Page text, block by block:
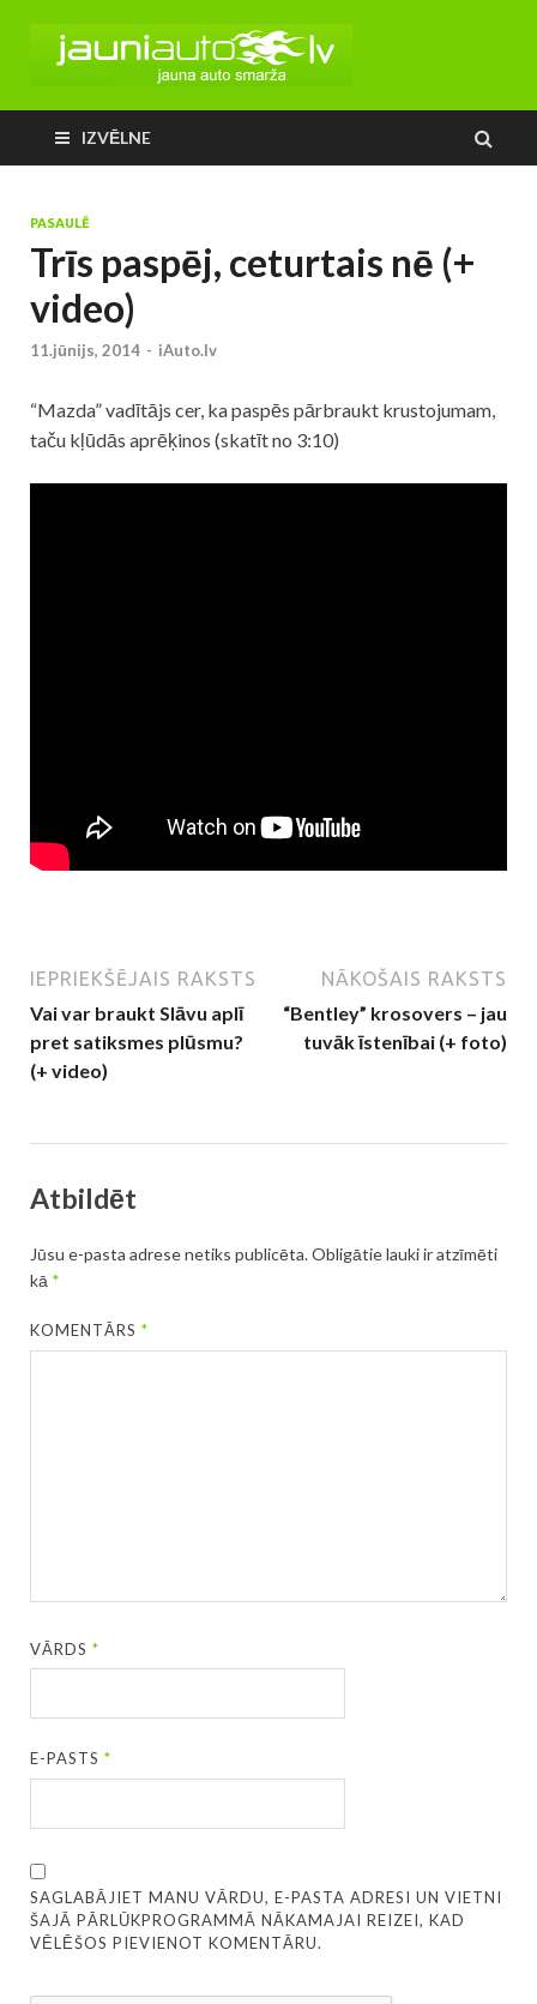
IZVĒLNE
PASAULĒ
Trīs paspēj, ceturtais nē (+
video)
11.jūnijs, 2014 - iAuto.lv
“Mazda” vadītājs cer, ka paspēs pārbraukt krustojumam,
taču kļūdās aprēķinos (skatīt no 3:10)
IEPRIEKŠĒJAIS RAKSTS
Vai var braukt Slāvu aplī
pret satiksmes plūsmu?
(+ video)
NĀKOŠAIS RAKSTS
“Bentley” krosovers – jau
tuvāk īstenībai (+ foto)
Atbildēt
Jūsu e-pasta adrese netiks publicēta.Obligātie lauki ir atzīmēti
kā *
KOMENTĀRS*
VĀRDS*
E-PASTS*
SAGLABĀJIET MANU VĀRDU, E-PASTA ADRESI UN VIETNI
ŠAJĀ PĀRLŪKPROGRAMMĀ NĀKAMAJAI REIZEI, KAD
VĒLĒŠOS PIEVIENOT KOMENTĀRU.